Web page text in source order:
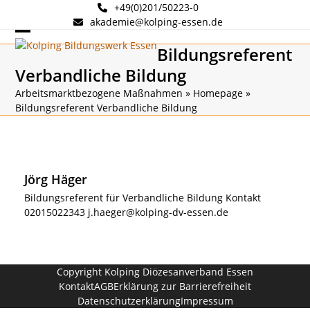
content
+49(0)201/50223-0
akademie@kolping-essen.de
Open
mobile
menu
Close
mobile
menu
Bildungsreferent
Verbandliche Bildung
Arbeitsmarktbezogene Maßnahmen » Homepage »
Bildungsreferent Verbandliche Bildung
Jörg Häger
Bildungsreferent für Verbandliche Bildung Kontakt
02015022343 j.haeger@kolping-dv-essen.de
Copyright Kolping Diözesanverband Essen
KontaktAGBErklärung zur Barrierefreiheit
DatenschutzerklärungImpressum